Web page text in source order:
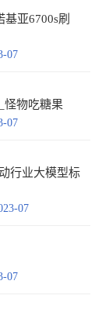
亚6700s刷
07
怪物吃糖果
07
行业大模型标
07
07